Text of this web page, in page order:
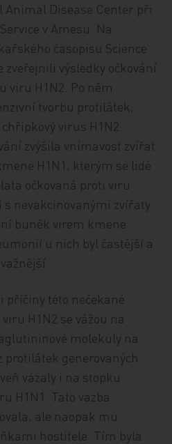
Animal Disease Center při
v Amesu. Na
časopisu Science
výsledky očkování
viru H1N2. Po něm
tvorbu protilátek,
virus H1N2.
zvýšila vnímavost zvířat
H1N1, kterým se lidé
očkovaná proti viru
s nevakcinovanými zvířaty
buněk virem kmene
u nich byl častější a
příčiny této nečekané
H1N2 se vážou na
molekuly na
protilátek generovaných
vázaly i na stopku
H1N1. Tato vazba
ale naopak mu
hostitele. Tím byla